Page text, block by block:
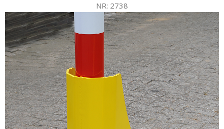
NR: 2738